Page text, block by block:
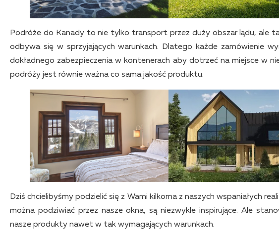
Podróże do Kanady to nie tylko transport przez duży obszar lądu, ale
odbywa się w sprzyjających warunkach. Dlatego każde zamówienie
dokładnego zabezpieczenia w kontenerach aby dotrzeć na miejsce w
podróży jest równie ważna co sama jakość produktu.
Dziś chcielibyśmy podzielić się z Wami kilkoma z naszych wspaniałych
można podziwiać przez nasze okna, są niezwykle inspirujące. Ale
nasze produkty nawet w tak wymagających warunkach.